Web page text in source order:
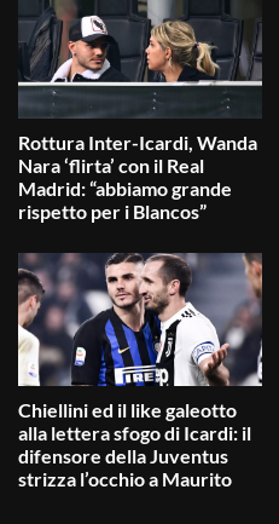
Rottura Inter-Icardi, Wanda
Nara ‘flirta’ con il Real
Madrid: “abbiamo grande
rispetto per i Blancos”
Chiellini ed il like galeotto
alla lettera sfogo di Icardi: il
difensore della Juventus
strizza l’occhio a Maurito